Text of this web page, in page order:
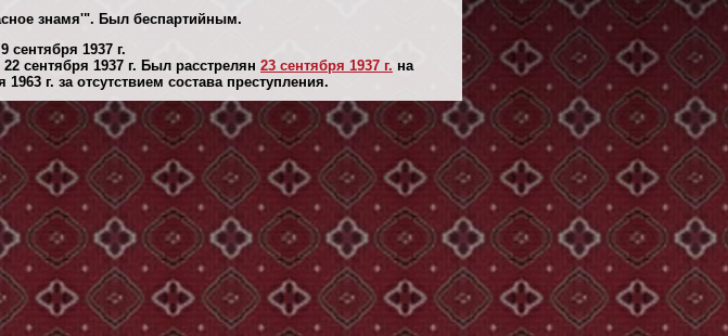
знамя'". Был беспартийным.
1937 г.
сентября 1937 г. Был расстрелян 23 сентября 1937 г. на
г. за отсутствием состава преступления.